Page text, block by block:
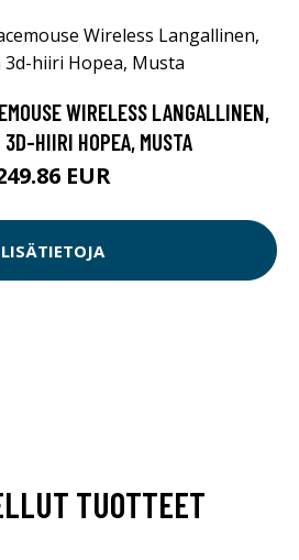
WIRELESS LANGALLINEN,
HIIRI HOPEA, MUSTA
EUR
LISÄTIETOJA
TUOTTEET